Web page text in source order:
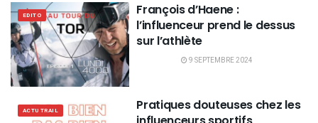
EDITO
François d’Haene :
l’influenceur prend le dessus
sur l’athlète
9 SEPTEMBRE 2024
ACTU TRAIL
Pratiques douteuses chez les